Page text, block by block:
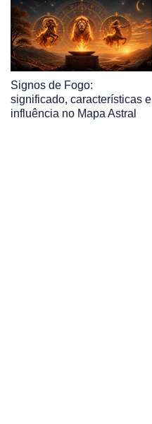
Signos de Fogo:
significado, características e
influência no Mapa Astral